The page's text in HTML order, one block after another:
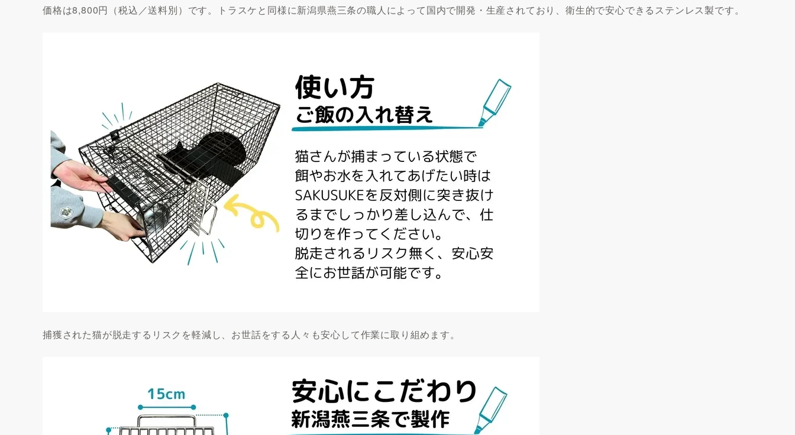
価格は8,800円（税込／送料別）です。トラスケと同様に新潟県燕三条の職人によって国内で開発・生産されており、衛生的で安心できるステンレス製です。
捕獲された猫が脱走するリスクを軽減し、お世話をする人々も安心して作業に取り組めます。